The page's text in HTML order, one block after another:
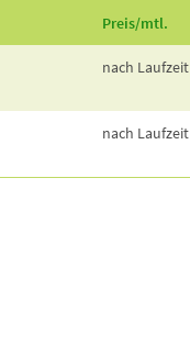
Preis/mtl.
nach Laufzeit
nach Laufzeit